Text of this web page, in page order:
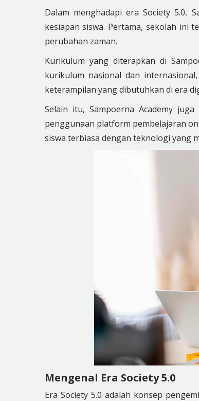
Dalam menghadapi era Society 5.0,
kesiapan siswa. Pertama, sekolah ini
perubahan zaman.
Kurikulum yang diterapkan di
kurikulum nasional dan
keterampilan yang dibutuhkan di era
Selain itu, Sampoerna Academy
penggunaan platform pembelajaran
siswa terbiasa dengan teknologi yang
Mengenal Era Society 5.0
Era Society 5.0 adalah konsep